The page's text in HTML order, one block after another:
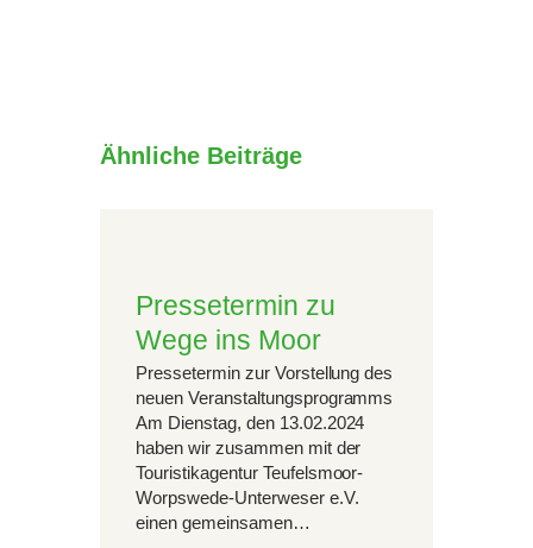
Ähnliche Beiträge
Pressetermin zu
Wege ins Moor
Pressetermin zur Vorstellung des
neuen Veranstaltungsprogramms
Am Dienstag, den 13.02.2024
haben wir zusammen mit der
Touristikagentur Teufelsmoor-
Worpswede-Unterweser e.V.
einen gemeinsamen…